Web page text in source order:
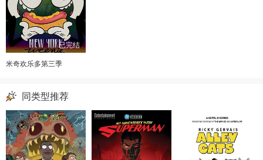
已完结
米奇欢乐多第三季
同类型推荐